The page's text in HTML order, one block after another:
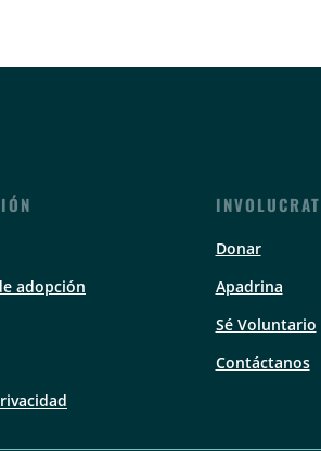
adopción
Donar
Apadrina
Sé Voluntario
Contáctanos